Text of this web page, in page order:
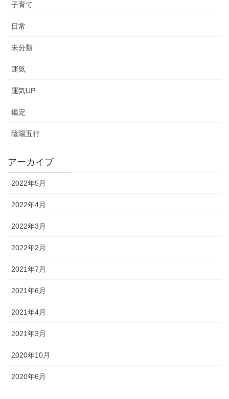
子育て
日常
未分類
運気
運気UP
鑑定
陰陽五行
アーカイブ
2022年5月
2022年4月
2022年3月
2022年2月
2021年7月
2021年6月
2021年4月
2021年3月
2020年10月
2020年6月